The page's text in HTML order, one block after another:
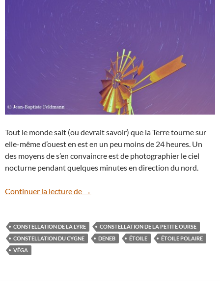
Tout le monde sait (ou devrait savoir) que la Terre tourne sur
elle-même d’ouest en est en un peu moins de 24 heures. Un
des moyens de s’en convaincre est de photographier le ciel
nocturne pendant quelques minutes en direction du nord.
Continuer la lecture de Elle tourne, elle tourne…
→
CONSTELLATION DE LA LYRE
CONSTELLATION DE LA PETITE OURSE
CONSTELLATION DU CYGNE
DENEB ÉTOILE
ÉTOILE POLAIRE
VÉGA